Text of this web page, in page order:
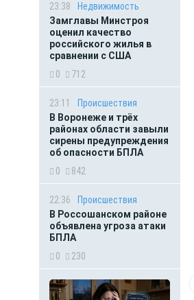
23:38
Недвижимость
Замглавы Минстроя
оценил качество
российского жилья в
сравнении с США
0
712
23:11
Происшествия
В Воронеже и трёх
районах области завыли
сирены предупреждения
об опасности БПЛА
0
842
22:36
Происшествия
В Россошанском районе
объявлена угроза атаки
БПЛА
0
230